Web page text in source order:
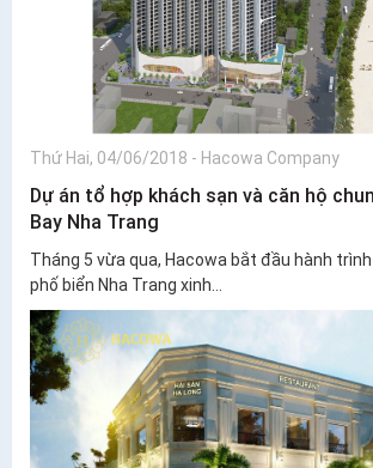
Thứ Hai, 04/06/2018 - Hacowa Company
Dự án tổ hợp khách sạn và căn hộ
Bay Nha Trang
Tháng 5 vừa qua, Hacowa bắt đầu hành
phố biển Nha Trang xinh...